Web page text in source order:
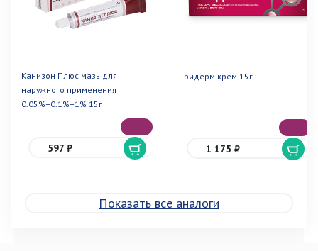
Канизон Плюс мазь для
наружного применения
0.05%+0.1%+1% 15г
597 ₽
Тридерм крем 15г
1 175 ₽
Показать все аналоги